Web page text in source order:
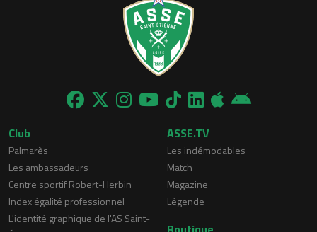
Club
Palmarès
Les ambassadeurs
Centre sportif Robert-Herbin
Index égalité professionnel
L'identité graphique de l'AS Saint-
ASSE.TV
Les indémodables
Match
Magazine
Légende